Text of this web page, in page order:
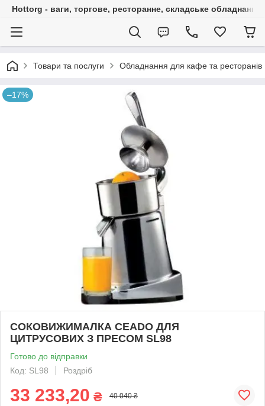
Hottorg - ваги, торгове, ресторанне, складське обладнання
Товари та послуги Обладнання для кафе та ресторанів
–17%
СОКОВИЖИМАЛКА CEADO ДЛЯ
ЦИТРУСОВИХ З ПРЕСОМ SL98
Готово до відправки
Код: SL98
Роздріб
33 233,20 ₴ 40 040 ₴